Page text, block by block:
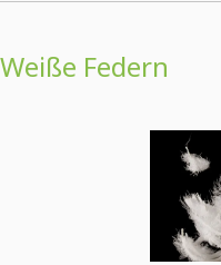
Weiße Federn